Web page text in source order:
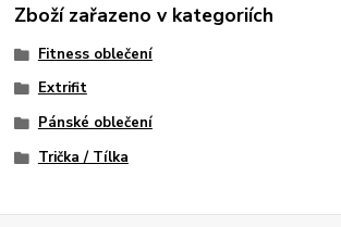
Zboží zařazeno v kategoriích
Fitness oblečení
Extrifit
Pánské oblečení
Trička / Tílka